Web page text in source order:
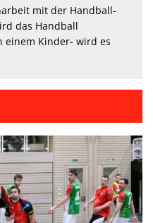
mit der Handball-
das Handball
einem Kinder- wird es